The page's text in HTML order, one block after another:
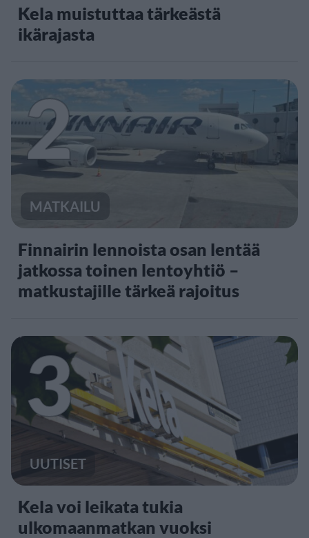
Kela muistuttaa tärkeästä
ikärajasta
2
MATKAILU
Finnairin lennoista osan lentää
jatkossa toinen lentoyhtiö –
matkustajille tärkeä rajoitus
3
UUTISET
Kela voi leikata tukia
ulkomaanmatkan vuoksi